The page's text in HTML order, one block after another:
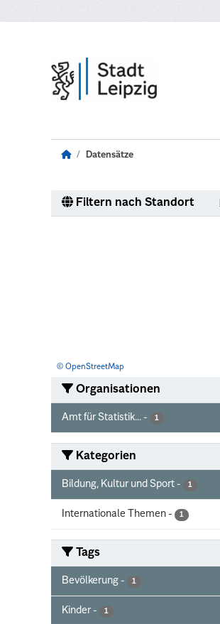
Datensätze
Filtern nach Standort
© OpenStreetMap
Organisationen
Amt für Statistik... - 1
Kategorien
Bildung, Kultur und Sport - 1
Internationale Themen - 1
Tags
Bevölkerung - 1
Kinder - 1